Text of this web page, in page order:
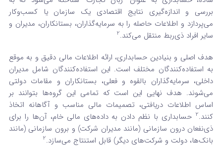
بررسی و اندازه‌گیری نتایج اقتصادی یک سازمان یا کسب‌وکار
می‌پردازد و اطلاعات حاصله را به سرمایه‌گذاران، بستانکاران، مدیران و
سایر افراد ذی‌ربط منتقل می‌کند.2
هدف اصلی و بنیادین حسابداری، ارائه اطلاعات مالی دقیق و به موقع
به استفاده‌کنندگان مختلف است. این استفاده‌کنندگان شامل مدیران
داخلی، سرمایه‌گذاران بالقوه و فعلی، بستانکاران و مقامات دولتی
می‌شوند. هدف نهایی این است که تمامی این گروه‌ها بتوانند بر
اساس اطلاعات دریافتی، تصمیمات مالی مناسب و آگاهانه اتخاذ
کنند.2 حسابداری با نظم دادن به داده‌های مالی خام، آن‌ها را برای
ذی‌نفعان درون سازمانی (مانند مدیران شرکت) و برون سازمانی (مانند
بانک‌ها، دولت و شرکت‌های دیگر) قابل استنتاج می‌سازد.2